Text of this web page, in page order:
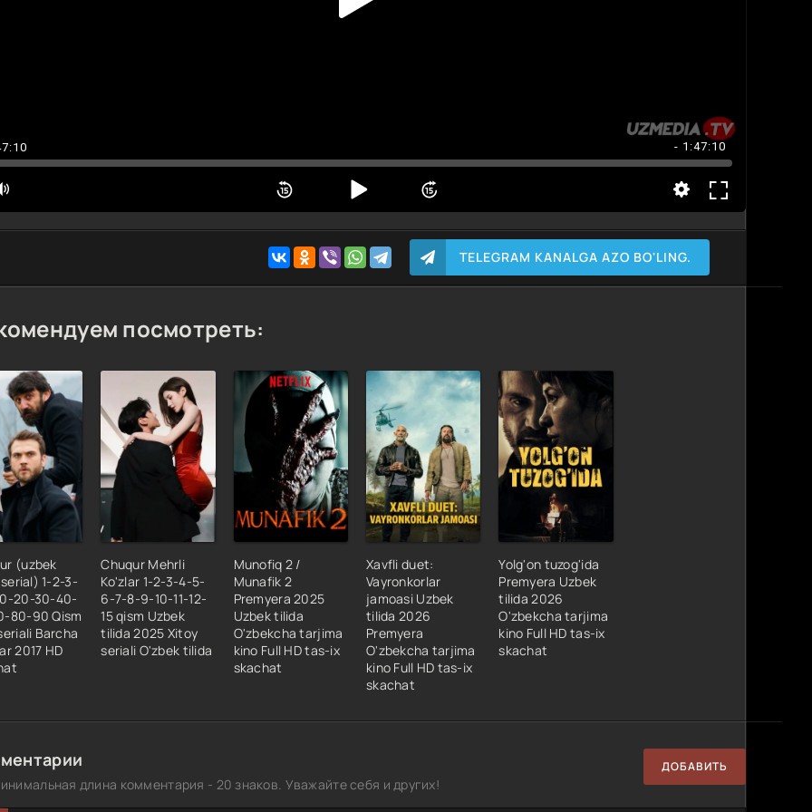
- 1:47:10
TELEGRAM KANALGA AZO BO'LING.
посмотреть:
(uzbek
1-2-3-
20-30-40-
80-90 Qism
Barcha
2017 HD
Chuqur Mehrli
Ko'zlar 1-2-3-4-5-
6-7-8-9-10-11-12-
15 qism Uzbek
tilida 2025 Xitoy
seriali O'zbek tilida
Munofiq 2 /
Munafik 2
Premyera 2025
Uzbek tilida
O'zbekcha tarjima
kino Full HD tas-ix
skachat
Xavfli duet:
Vayronkorlar
jamoasi Uzbek
tilida 2026
Premyera
O'zbekcha tarjima
kino Full HD tas-ix
skachat
Yolg'on tuzog'ida
Premyera Uzbek
tilida 2026
O'zbekcha tarjima
kino Full HD tas-ix
skachat
длина комментария - 20 знаков. Уважайте себя и других!
ДОБАВИТЬ